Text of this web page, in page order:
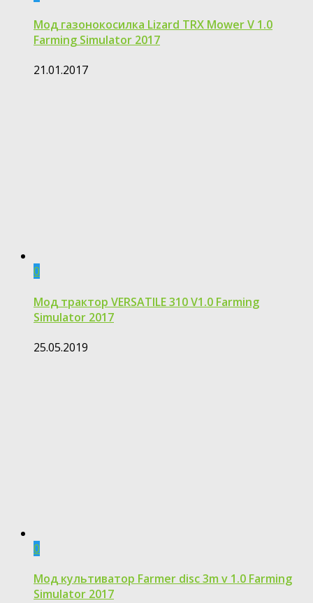
Мод газонокосилка Lizard TRX Mower V 1.0
Farming Simulator 2017
21.01.2017
0
Мод трактор VERSATILE 310 V1.0 Farming
Simulator 2017
25.05.2019
0
Мод культиватор Farmer disc 3m v 1.0 Farming
Simulator 2017